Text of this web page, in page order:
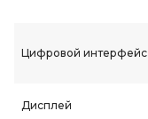
Цифровой интерфейс
Дисплей